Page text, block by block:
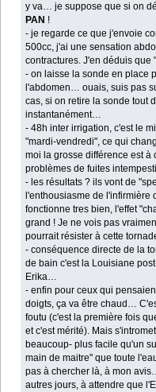
y va… je suppose que si on
PAN !
- je regarde ce que j'envoie
500cc, j'ai une sensation
contractures. J'en déduis que
- on laisse la sonde en place
l'abdomen… ouais, suis pas
cas, si on retire la sonde tout
instantanément…
- 48h inter irrigation, c'est le
"mardi-vendredi", ce qui
moi la grosse différence est à
problèmes de fuites
- les résultats ? ils vont de
l'enthousiasme de
fonctionne tres bien, l'effet
grand ! Je ne vois pas
pourrait résister à cette
- conséquence directe de la
de bain c'est la Louisiane
Erika…
- enfin pour ceux qui
doigts, ça va être chaud…
foutu (c'est la première fois
et c'est mérité). Mais
beaucoup- plus facile qu'un
main de maitre" que toute
pas à chercher là, à mon
autres jours, à attendre que